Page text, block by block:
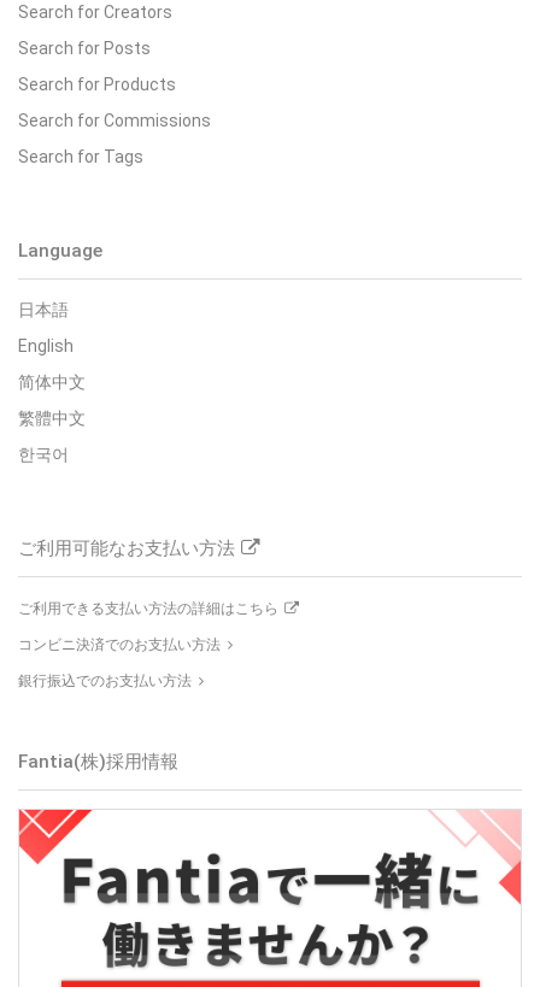
Search for Creators
Search for Posts
Search for Products
Search for Commissions
Search for Tags
Language
日本語
English
简体中文
繁體中文
한국어
ご利用可能なお支払い方法
ご利用できる支払い方法の詳細はこちら
コンビニ決済でのお支払い方法
銀行振込でのお支払い方法
Fantia(株)採用情報